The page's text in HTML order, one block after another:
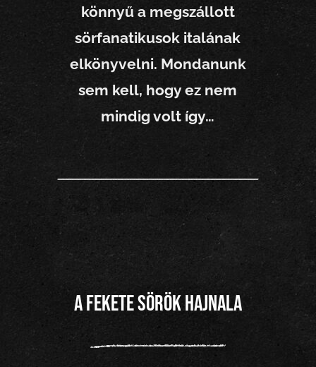
Éles
ztő
ben
Koc
sma
orik
könnyű a megszállott
sörfanatikusok italának
elkönyvelni. Mondanunk
sem kell, hogy ez nem
mindig volt így…
A fekete sörök hajnala